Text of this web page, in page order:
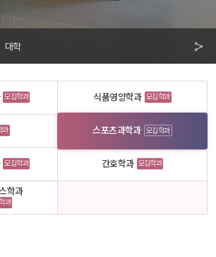
대학
모집학과 식품영양학과 모집학과
과 스포츠과학과 모집학과
모집학과 간호학과 모집학과
학과
과